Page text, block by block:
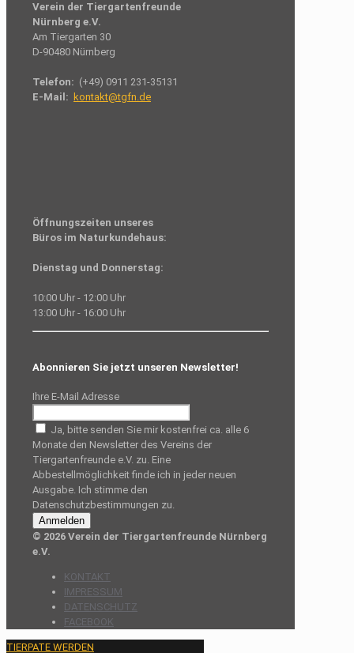
Verein der Tiergartenfreunde
Nürnberg e.V.
Am Tiergarten 30
D-90480 Nürnberg
Telefon: (+49) 0911 231-35131
E-Mail: kontakt@tgfn.de
Öffnungszeiten unseres
Büros im Naturkundehaus:
Dienstag und Donnerstag:
10:00 Uhr - 12:00 Uhr
13:00 Uhr - 16:00 Uhr
Abonnieren Sie jetzt unseren Newsletter!
Ihre E-Mail Adresse
Ja, bitte senden Sie mir kostenfrei ca. alle 6
Monate den Newsletter des Vereins der
Tiergartenfreunde e.V. zu. Eine
Abbestellmöglichkeit finde ich in jeder neuen
Ausgabe. Ich stimme den
Datenschutzbestimmungen zu.
© 2026 Verein der Tiergartenfreunde Nürnberg
e.V.
KONTAKT
IMPRESSUM
DATENSCHUTZ
FACEBOOK
TIERPATE WERDEN